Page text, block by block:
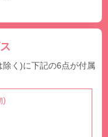
く)に下記の6点が付属
)